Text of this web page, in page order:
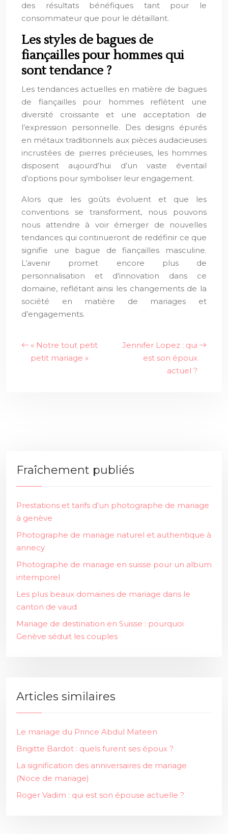
des résultats bénéfiques tant pour le
consommateur que pour le détaillant.
Les styles de bagues de
fiançailles pour hommes qui
sont tendance ?
Les tendances actuelles en matière de bagues
de fiançailles pour hommes reflètent une
diversité croissante et une acceptation de
l’expression personnelle. Des designs épurés
en métaux traditionnels aux pièces audacieuses
incrustées de pierres précieuses, les hommes
disposent aujourd’hui d’un vaste éventail
d’options pour symboliser leur engagement.
Alors que les goûts évoluent et que les
conventions se transforment, nous pouvons
nous attendre à voir émerger de nouvelles
tendances qui continueront de redéfinir ce que
signifie une bague de fiançailles masculine.
L’avenir promet encore plus de
personnalisation et d’innovation dans ce
domaine, reflétant ainsi les changements de la
société en matière de mariages et
d’engagements.
« Notre tout petit
petit mariage »
Jennifer Lopez : qui
est son époux
actuel ?
Fraîchement publiés
Prestations et tarifs d’un photographe de mariage
à genève
Photographe de mariage naturel et authentique à
annecy
Photographe de mariage en suisse pour un album
intemporel
Les plus beaux domaines de mariage dans le
canton de vaud
Mariage de destination en Suisse : pourquoi
Genève séduit les couples
Articles similaires
Le mariage du Prince Abdul Mateen
Brigitte Bardot : quels furent ses époux ?
La signification des anniversaires de mariage
(Noce de mariage)
Roger Vadim : qui est son épouse actuelle ?